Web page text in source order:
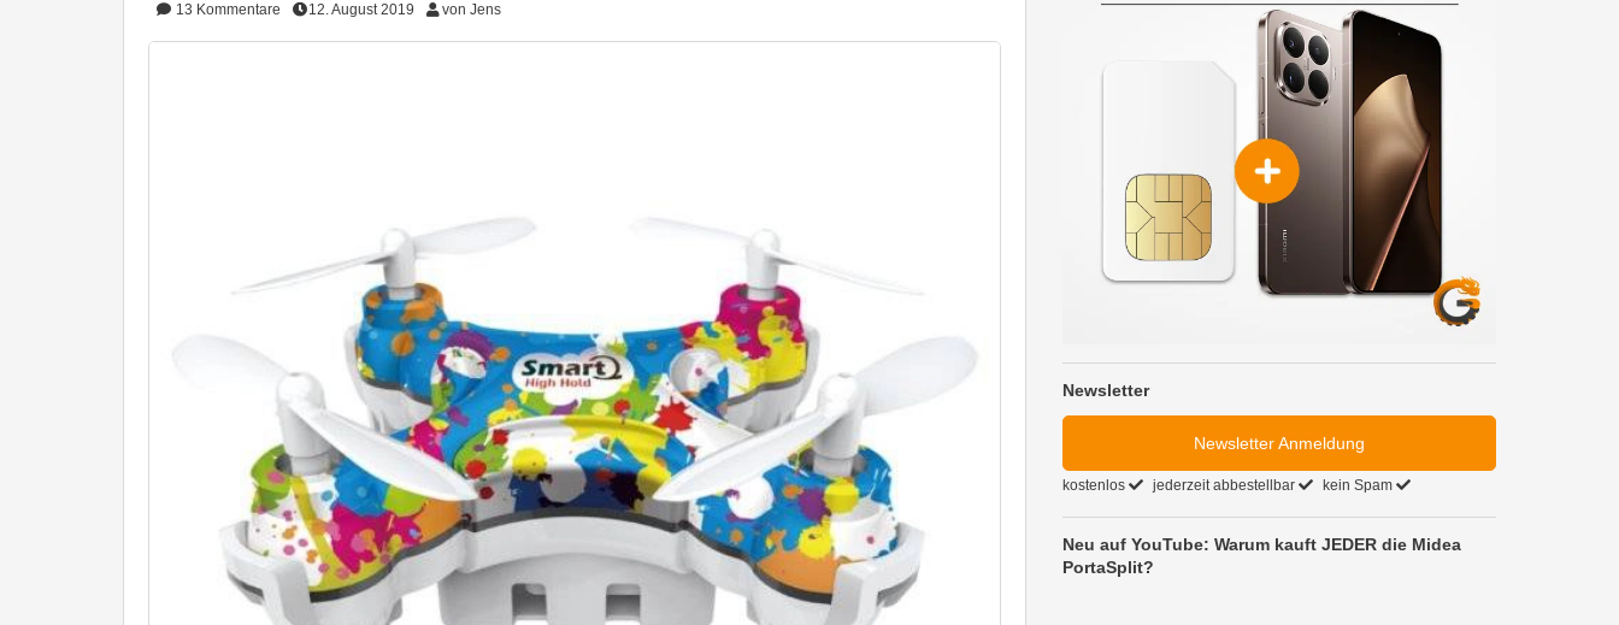
13 Kommentare 12. August 2019 von Jens
Newsletter
Newsletter Anmeldung
kostenlos jederzeit abbestellbar kein Spam
Neu auf YouTube: Warum kauft JEDER die Midea
PortaSplit?